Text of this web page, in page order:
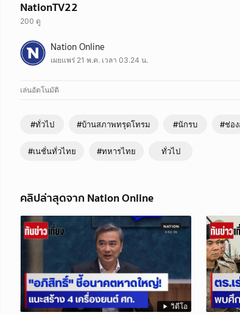
NationTV22
200 ดู
ชีวิตหนุ่มกำแพงเพชร วัย 22 ปี อดีตทหารสมรภูมิช่องอานม้าแล
อาศัยหลับนอนในเพิงเก่าๆกับแม่และน้องสาววัย 9 ขวบ สภาพทรุ
มาก จริงๆน้องควรได้รับการยกย่องเชิดชูในฐานะนักรบ ควรมีควา
#ทหารสมรภูมิช่องอานม้า #นักรบ #ดีตทหาร #กำแพงเพชร
Nation Online
เผยแพร่ 21 พ.ค. เวลา 03.24 น.
เล่นอัตโนมัติ
#ทั่วไป #บ้านสภาพทรุดโทรม #นักรบ #ช่อ
#เนชั่นทั่วไทย #ทหารไทย ทั่วไป
คลิปล่าสุดจาก Nation Online
วิดีโอ